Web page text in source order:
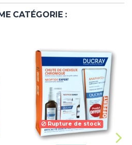
CATÉGORIE :
Rupture de stock